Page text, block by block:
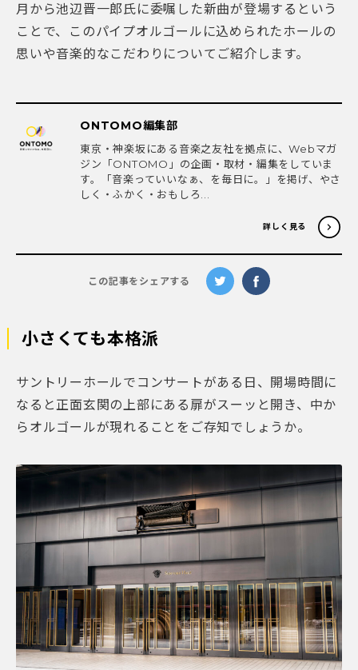
月から池辺晋一郎氏に委嘱した新曲が登場するという
ことで、このパイプオルゴールに込められたホールの
思いや音楽的なこだわりについてご紹介します。
ONTOMO編集部
東京・神楽坂にある音楽之友社を拠点に、Webマガ
ジン「ONTOMO」の企画・取材・編集をしていま
す。「音楽っていいなぁ、を毎日に。」を掲げ、やさ
しく・ふかく・おもしろ...
詳しく見る
この記事をシェアする
小さくても本格派
サントリーホールでコンサートがある日、開場時間に
なると正面玄関の上部にある扉がスーッと開き、中か
らオルゴールが現れることをご存知でしょうか。